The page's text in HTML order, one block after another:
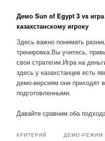
Демо Sun of Egypt 3 vs
казахстанскому игроку
Здесь важно понимать
тренировка.Вы учитесь,
свои стратегии.Игра на
здесь у казахстанцев есть
демо-версиям они приходят
подготовленными.
Давайте сравним оба
КРИТЕРИЙ
ДЕМО-РЕЖИМ